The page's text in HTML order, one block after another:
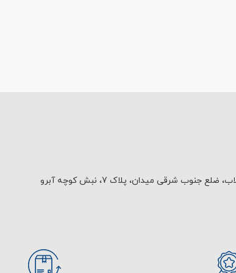
جنوب شرقی میدان، پلاک 7، نبش کوچه آبرو